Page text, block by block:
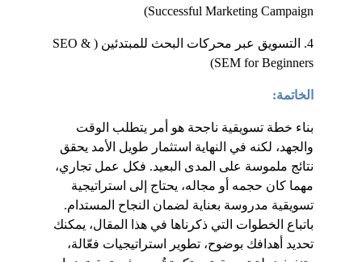
Successful Marketing Campaign)
4. التسويق عبر محركات البحث للمبتدئين (SEO &
SEM for Beginners)
الخاتمة:
بناء خطة تسويقية ناجحة هو أمر يتطلب الوقت
والجهد، لكنه في النهاية استثمار طويل الأمد يحقق
نتائج ملموسة على المدى البعيد. فكل عمل تجاري،
مهما كان حجمه أو مجاله، يحتاج إلى استراتيجية
تسويقية مدروسة بعناية لضمان النجاح المستدام.
باتباع الخطوات التي ذكرناها في هذا المقال، يمكنك
تحديد أهدافك بوضوح، تطوير استراتيجيات فعّالة،